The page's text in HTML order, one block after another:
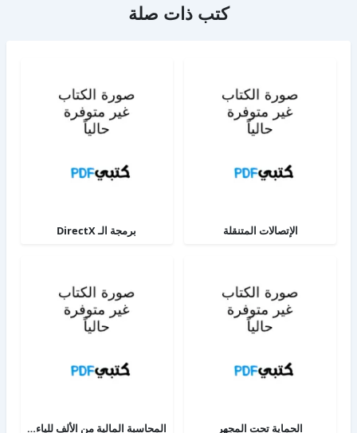
كتب ذات صلة
الإتصالات المتنقلة برمجة الـ DirectX
الحماية تحت المجهر المحاسبة المالية من الألف للياء - الجزء الثاني